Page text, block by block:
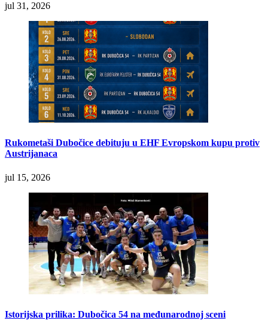
jul 31, 2026
Rukometaši Dubočice debituju u EHF Evropskom kupu protiv
Austrijanaca
jul 15, 2026
Istorijska prilika: Dubočica 54 na međunarodnoj sceni